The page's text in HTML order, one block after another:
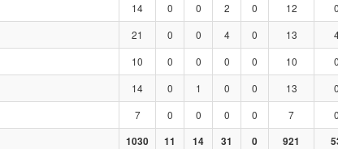
14 0 0 2 0 12 0
21 0 0 4 0 13
10 0 0 0 0 10 0
14 0 1 0 0 13 0
7 0 0 0 0 7 0
1030 11 14 31 0 921